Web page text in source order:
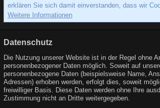
erklären Sie sich damit einverstanden, dass wir
Weitere Informationen
Datenschutz
Die Nutzung unserer Website ist in der Regel ohne
personenbezogener Daten möglich. Soweit auf
personenbezogene Daten (beispielsweise Name,
Adressen) erhoben werden, erfolgt dies, soweit
freiwilliger Basis. Diese Daten werden ohne Ihre
Zustimmung nicht an Dritte weitergegeben.